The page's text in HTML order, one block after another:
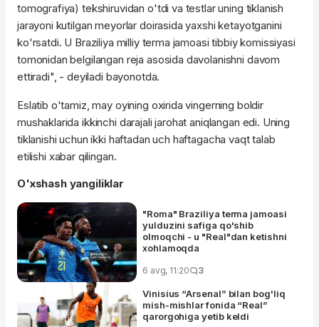
tomografiya) tekshiruvidan o'tdi va testlar uning tiklanish
jarayoni kutilgan meyorlar doirasida yaxshi ketayotganini
ko'rsatdi. U Braziliya milliy terma jamoasi tibbiy komissiyasi
tomonidan belgilangan reja asosida davolanishni davom
ettiradi", - deyiladi bayonotda.
Eslatib o'tamiz, may oyining oxirida vingerning boldir
mushaklarida ikkinchi darajali jarohat aniqlangan edi. Uning
tiklanishi uchun ikki haftadan uch haftagacha vaqt talab
etilishi xabar qilingan.
O'xshash yangiliklar
"Roma" Braziliya terma jamoasi
yulduzini safiga qo'shib
olmoqchi - u "Real"dan ketishni
xohlamoqda
6 avg, 11:20 3
Vinisius “Arsenal” bilan bog'liq
mish-mishlar fonida “Real”
qarorgohiga yetib keldi